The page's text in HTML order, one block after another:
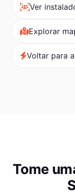
Ver
Explorar
Voltar para
Tome